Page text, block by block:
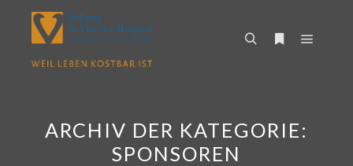
ARCHIV DER KATEGORIE:
SPONSOREN